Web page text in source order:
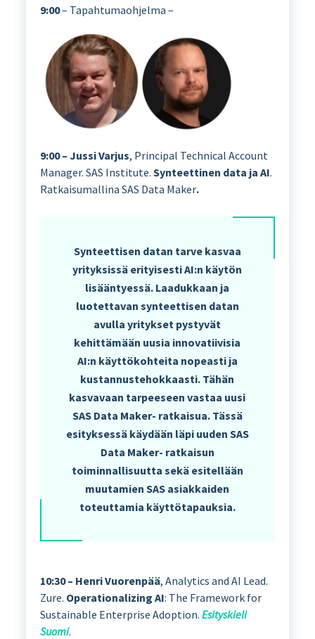
9:00– Tapahtumaohjelma –
9:00 – Jussi Varjus, Principal Technical Account
Manager. SAS Institute. Synteettinen data ja AI.
Ratkaisumallina SAS Data Maker.
Synteettisen datan tarve kasvaa
yrityksissä erityisesti AI:n käytön
lisääntyessä. Laadukkaan ja
luotettavan synteettisen datan
avulla yritykset pystyvät
kehittämään uusia innovatiivisia
AI:n käyttökohteita nopeasti ja
kustannustehokkaasti. Tähän
kasvavaan tarpeeseen vastaa uusi
SAS Data Maker- ratkaisua. Tässä
esityksessä käydään läpi uuden SAS
Data Maker- ratkaisun
toiminnallisuutta sekä esitellään
muutamien SAS asiakkaiden
toteuttamia käyttötapauksia.
10:30 – Henri Vuorenpää, Analytics and AI Lead.
Zure. Operationalizing AI: The Framework for
Sustainable Enterprise Adoption. Esityskieli
Suomi.